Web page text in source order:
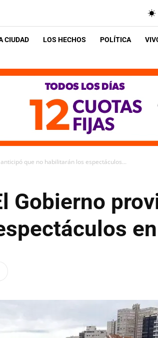
CIUDAD LOS HECHOS POLÍTICA
que no habilitarán los espectáculos...
Gobierno